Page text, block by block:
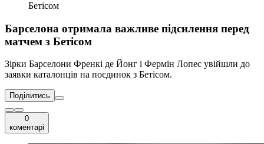
Бетісом
Барселона отримала важливе підсилення перед
матчем з Бетісом
Зірки Барселони Френкі де Йонг і Фермін Лопес увійшли до
заявки каталонців на поєдинок з Бетісом.
Поділитись
0
коментарі